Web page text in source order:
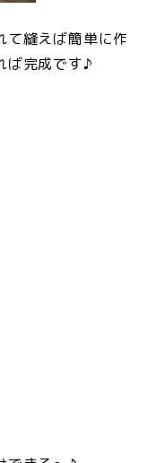
て縫えば簡単に作
ば完成です♪